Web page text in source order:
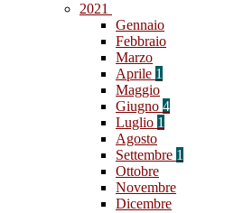
2021
Gennaio
Febbraio
Marzo
Aprile 1
Maggio
Giugno 4
Luglio 1
Agosto
Settembre 1
Ottobre
Novembre
Dicembre